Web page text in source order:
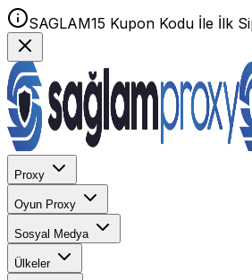
SAGLAM15 Kupon Kodu İle İlk
Proxy
Oyun Proxy
Sosyal Medya
Ülkeler